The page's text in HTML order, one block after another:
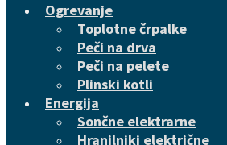
Ogrevanje
Toplotne črpalke
Peči na drva
Peči na pelete
Plinski kotli
Energija
Sončne elektrarne
Hranilniki električne